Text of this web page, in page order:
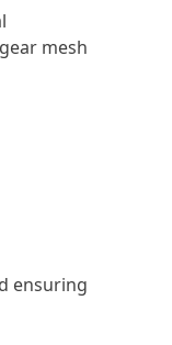
mesh
ensuring